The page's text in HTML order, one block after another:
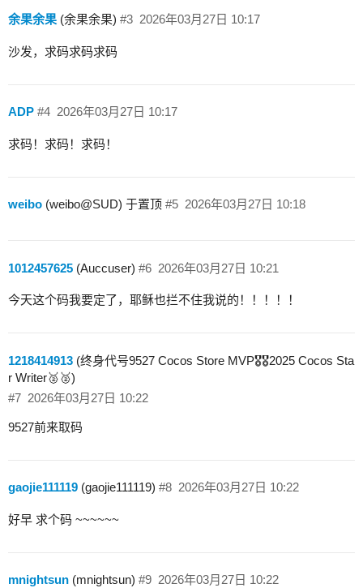
余果余果 (余果余果) 2026年03月27日 10:17
#3
沙发，求码求码求码
ADP 2026年03月27日 10:17
#4
求码！求码！求码！
weibo (weibo@SUD) 于置顶 2026年03月27日 10:18
#5
1012457625 (Auccuser) 2026年03月27日 10:21
#6
今天这个码我要定了，耶稣也拦不住我说的！！！！！
1218414913 (终身代号9527 Cocos Store MVP🎖️🎖️2025 Cocos Sta
r Writer🥈🥈)
2026年03月27日 10:22
#7
9527前来取码
gaojie111119 (gaojie111119) 2026年03月27日 10:22
#8
好早 求个码 ~~~~~~
mnightsun (mnightsun) 2026年03月27日 10:22
#9